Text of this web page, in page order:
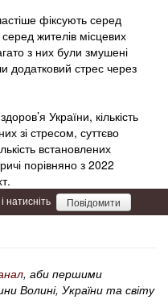
фіксують серед
жителів місцевих
з них були змушені
додатковий стрес через
України, кількість
зі стресом, суттєво
встановлених
порівняно з 2022
натисніть Повідомити
, аби першими
Волині, України та світу